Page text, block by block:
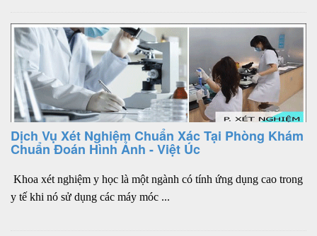
Dịch Vụ Xét Nghiệm Chuẩn Xác Tại Phòng Khám
Chuẩn Đoán Hình Ảnh - Việt Úc
Khoa xét nghiệm y học là một ngành có tính ứng dụng cao trong
y tế khi nó sử dụng các máy móc ...